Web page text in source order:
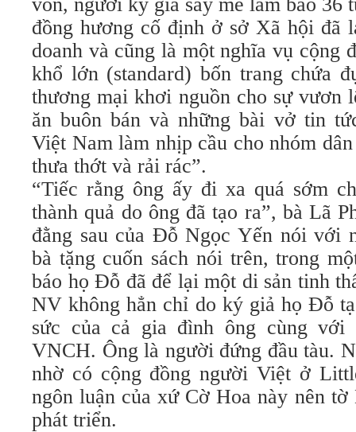
đồng hương cố định ở sở Xã hội đã
doanh và cũng là một nghĩa vụ cộng
khổ lớn (standard) bốn trang chứa
thương mại khơi nguồn cho sự vươn
ăn buôn bán và những bài vở tin
Việt Nam làm nhịp cầu cho nhóm
thưa thớt và rải rác”.
“Tiếc rằng ông ấy đi xa quá sớm
thành quả do ông đã tạo ra”, bà Lã
đằng sau của Đỗ Ngọc Yến nói với
bà tặng cuốn sách nói trên, trong
báo họ Đỗ đã để lại một di sản tinh
NV không hẳn chỉ do ký giả họ Đỗ
sức của cả gia đình ông cùng với
VNCH. Ông là người đứng đầu tàu.
nhờ có cộng đồng người Việt ở
ngôn luận của xứ Cờ Hoa này nên
phát triển.